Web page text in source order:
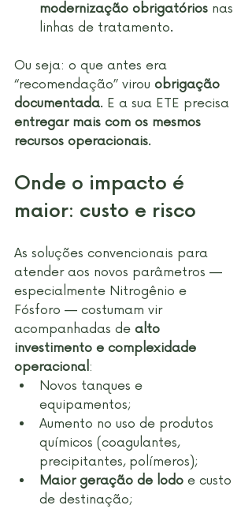
modernização obrigatórios nas
linhas de tratamento.
Ou seja: o que antes era
“recomendação” virou obrigação
documentada. E a sua ETE precisa
entregar mais com os mesmos
recursos operacionais.
Onde o impacto é
maior: custo e risco
As soluções convencionais para
atender aos novos parâmetros —
especialmente Nitrogênio e
Fósforo — costumam vir
acompanhadas de alto
investimento e complexidade
operacional:
Novos tanques e
equipamentos;
Aumento no uso de produtos
químicos (coagulantes,
precipitantes, polímeros);
Maior geração de lodo e custo
de destinação;